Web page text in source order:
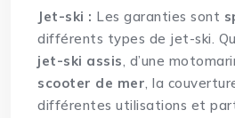
Jet-ski : Les garanties sont
différents types de jet-ski.
jet-ski assis, d’une
scooter de mer, la
différentes utilisations et